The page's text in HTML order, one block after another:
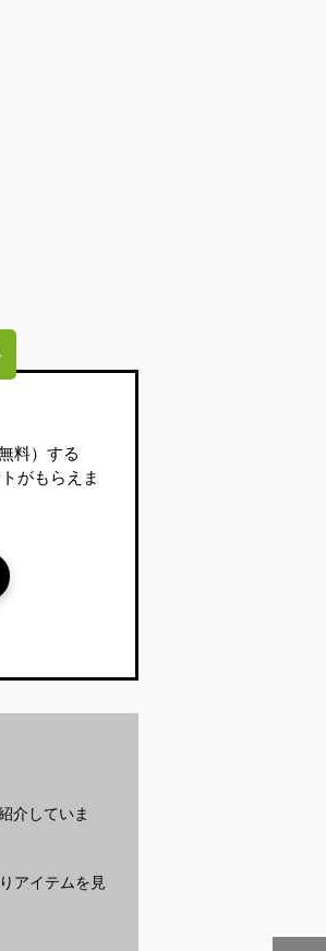
料）する
がもらえま
介していま
アイテムを見